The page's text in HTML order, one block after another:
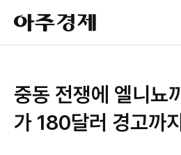
아
주
경
중동 전쟁에 엘니뇨
가 180달러 경고까지